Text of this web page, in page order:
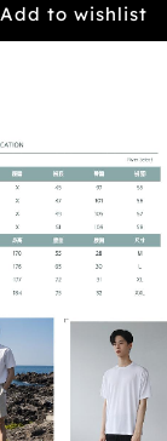
Add to wishlist